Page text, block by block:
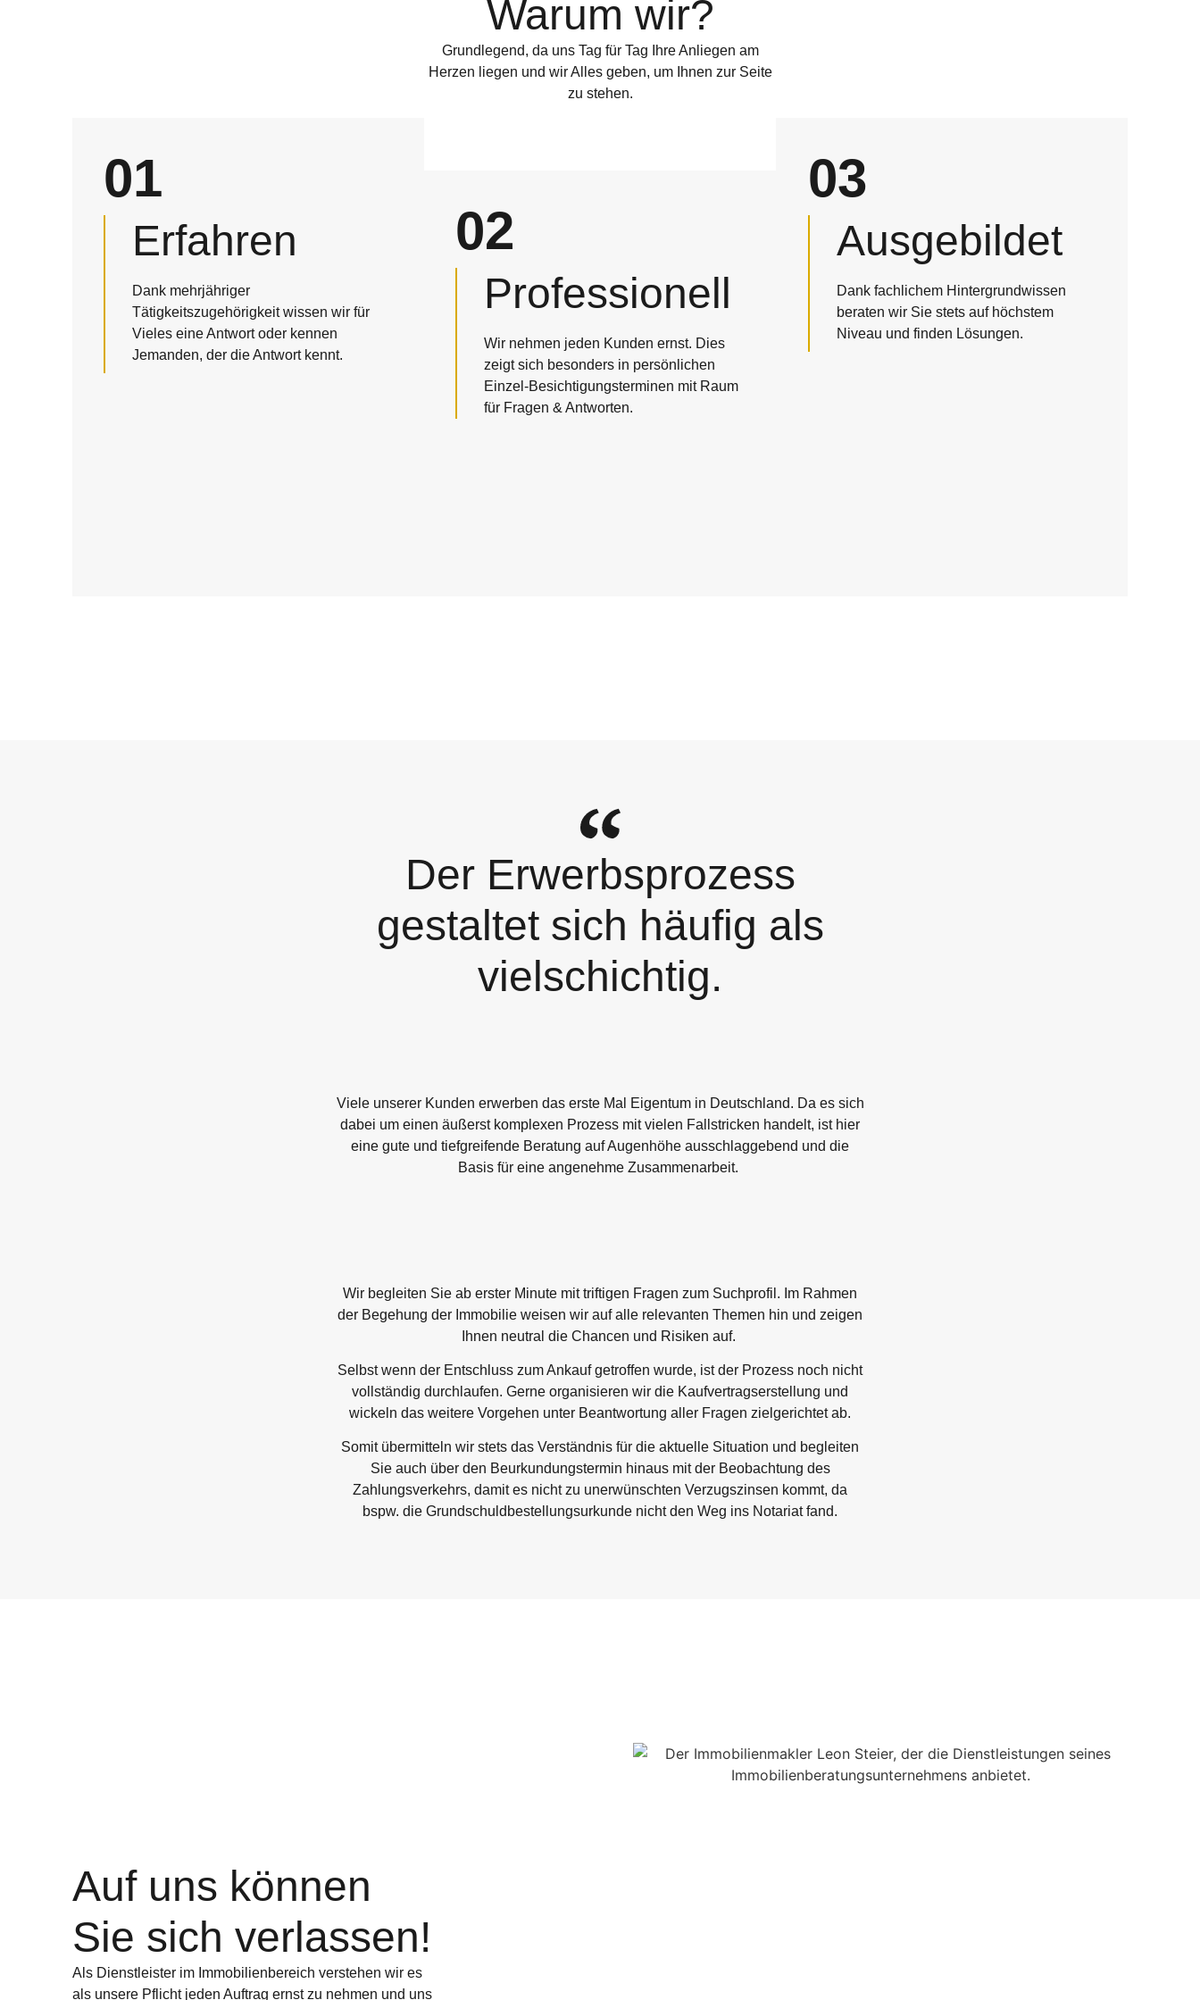
Warum wir?
Grundlegend, da uns Tag für Tag Ihre Anliegen am
Herzen liegen und wir Alles geben, um Ihnen zur Seite
zu stehen.
01
Erfahren
Dank mehrjähriger
Tätigkeitszugehörigkeit wissen wir für
Vieles eine Antwort oder kennen
Jemanden, der die Antwort kennt.
02
Professionell
Wir nehmen jeden Kunden ernst. Dies
zeigt sich besonders in persönlichen
Einzel-Besichtigungsterminen mit Raum
für Fragen & Antworten.
03
Ausgebildet
Dank fachlichem Hintergrundwissen
beraten wir Sie stets auf höchstem
Niveau und finden Lösungen.
Der Erwerbsprozess
gestaltet sich häufig als
vielschichtig.
Viele unserer Kunden erwerben das erste Mal Eigentum in Deutschland. Da es sich
dabei um einen äußerst komplexen Prozess mit vielen Fallstricken handelt, ist hier
eine gute und tiefgreifende Beratung auf Augenhöhe ausschlaggebend und die
Basis für eine angenehme Zusammenarbeit.
Wir begleiten Sie ab erster Minute mit triftigen Fragen zum Suchprofil. Im Rahmen
der Begehung der Immobilie weisen wir auf alle relevanten Themen hin und zeigen
Ihnen neutral die Chancen und Risiken auf.
Selbst wenn der Entschluss zum Ankauf getroffen wurde, ist der Prozess noch nicht
vollständig durchlaufen. Gerne organisieren wir die Kaufvertragserstellung und
wickeln das weitere Vorgehen unter Beantwortung aller Fragen zielgerichtet ab.
Somit übermitteln wir stets das Verständnis für die aktuelle Situation und begleiten
Sie auch über den Beurkundungstermin hinaus mit der Beobachtung des
Zahlungsverkehrs, damit es nicht zu unerwünschten Verzugszinsen kommt, da
bspw. die Grundschuldbestellungsurkunde nicht den Weg ins Notariat fand.
Auf uns können
Sie sich verlassen!
Als Dienstleister im Immobilienbereich verstehen wir es
als unsere Pflicht jeden Auftrag ernst zu nehmen und uns